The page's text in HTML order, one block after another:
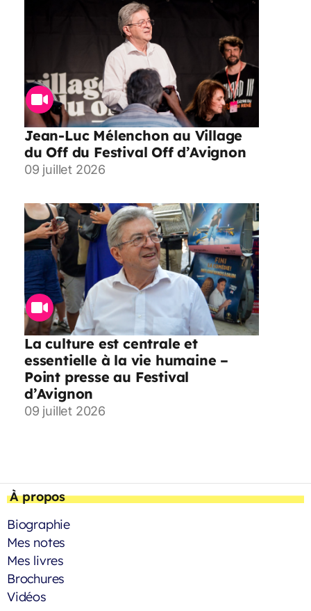
Jean-Luc Mélenchon au Village
du Off du Festival Off d’Avignon
09 juillet 2026
La culture est centrale et
essentielle à la vie humaine –
Point presse au Festival
d’Avignon
09 juillet 2026
À propos
Biographie
Mes notes
Mes livres
Brochures
Vidéos